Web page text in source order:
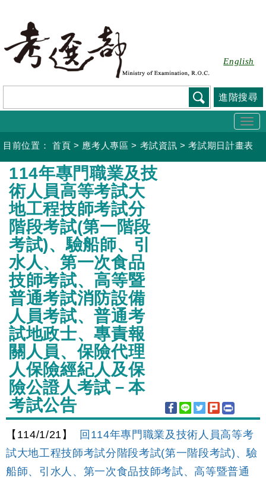
要
容
English
進階搜尋
目前位置： 首頁 > 應考人專區 > 考試資訊 >考試期日計畫表
:::
114年專門職業及技
術人員高等考試大
地工程技師考試分
階段考試(第一階段
考試)、驗船師、引
水人、第一次食品
技師考試、高等暨
普通考試消防設備
人員考試、普通考
試地政士、專責報
關人員、保險代理
人保險經紀人及保
險公證人考試－本
考試公告
【114/1/21】
回114年專門職業及技術人員高等考
試大地工程技師考試分階段考試(第一階段考試)、驗
船師、引水人、第一次食品技師考試、高等暨普通